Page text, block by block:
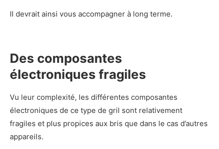
Il devrait ainsi vous accompagner à long terme.
Des composantes
électroniques fragiles
Vu leur complexité, les différentes composantes
électroniques de ce type de gril sont relativement
fragiles et plus propices aux bris que dans le cas d’autres
appareils.